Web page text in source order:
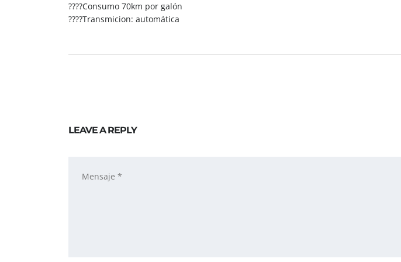
????Consumo 70km por galón
????Transmicion: automática
LEAVE A REPLY